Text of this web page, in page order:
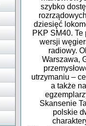
szybko
dziesięć
PKP SM40.
wersji
radiowy.
Warszawa,
utrzymaniu –
a także
Skansenie
polskie